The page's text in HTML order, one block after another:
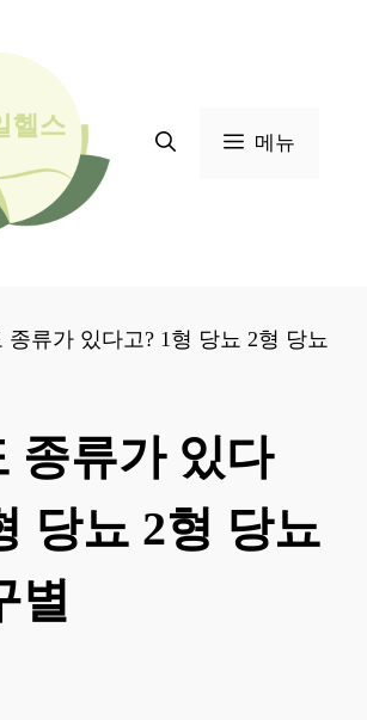
메뉴
종류가 있다고? 1형 당뇨 2형 당뇨
종류가 있다
당뇨 2형 당뇨
별